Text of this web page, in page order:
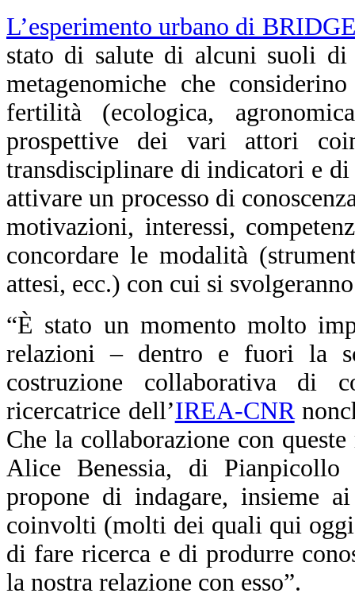
L’esperimento urbano di
stato di salute di alcuni suoli di
metagenomiche che
fertilità (ecologica,
prospettive dei vari attori
transdisciplinare di indicatori e
attivare un processo di
motivazioni, interessi,
concordare le modalità
attesi, ecc.) con cui si
“È stato un momento molto
relazioni – dentro e fuori la
costruzione collaborativa di
ricercatrice dell’IREA-CNR
Che la collaborazione con
Alice Benessia, di
propone di indagare, insieme
coinvolti (molti dei quali qui
di fare ricerca e di produrre
la nostra relazione con esso”.